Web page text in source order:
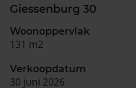
Giessenburg 30
Woonoppervlak
131 m2
Verkoopdatum
30 juni 2026